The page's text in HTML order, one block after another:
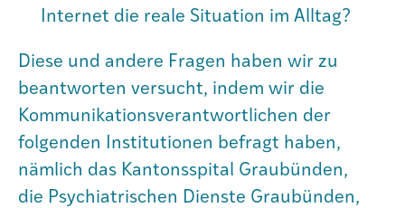
Internet die reale Situation im Alltag?
Diese und andere Fragen haben wir zu
beantworten versucht, indem wir die
Kommunikationsverantwortlichen der
folgenden Institutionen befragt haben,
nämlich das Kantonsspital Graubünden,
die Psychiatrischen Dienste Graubünden,